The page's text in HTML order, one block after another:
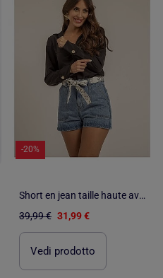
-20%
Short en jean taille haute avec ceinture XINES
39,99 € 31,99 €
Vedi prodotto